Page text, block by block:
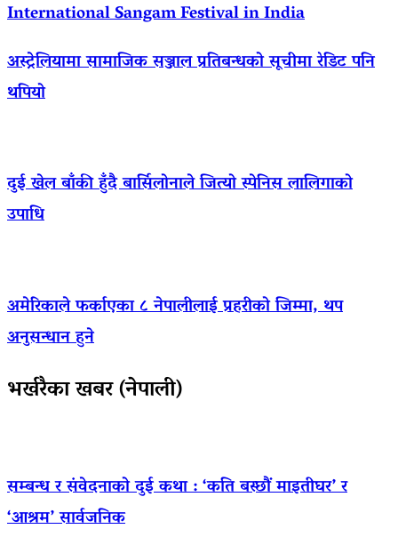
International Sangam Festival in India
अस्ट्रेलियामा सामाजिक सञ्जाल प्रतिबन्धको सूचीमा रेडिट पनि
थपियो
दुई खेल बाँकी हुँदै बार्सिलोनाले जित्यो स्पेनिस लालिगाको
उपाधि
अमेरिकाले फर्काएका ८ नेपालीलाई प्रहरीको जिम्मा, थप
अनुसन्धान हुने
भर्खरैका खबर (नेपाली)
सम्बन्ध र संवेदनाको दुई कथा : ‘कति बस्छौं माइतीघर’ र
‘आश्रम’ सार्वजनिक